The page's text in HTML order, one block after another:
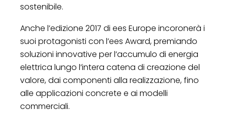
sostenibile.
Anche l’edizione 2017 di ees Europe incoronerà i
suoi protagonisti con l’ees Award, premiando
soluzioni innovative per l’accumulo di energia
elettrica lungo l’intera catena di creazione del
valore, dai componenti alla realizzazione, fino
alle applicazioni concrete e ai modelli
commerciali.